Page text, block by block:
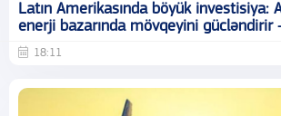
Latın Amerikasında böyük investisiya:
enerji bazarında mövqeyini gücləndirir
18:11